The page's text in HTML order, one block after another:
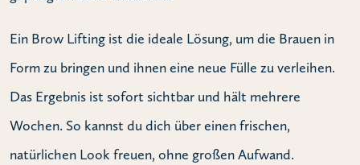
Ein Brow Lifting ist die ideale Lösung, um die Brauen in
Form zu bringen und ihnen eine neue Fülle zu verleihen.
Das Ergebnis ist sofort sichtbar und hält mehrere
Wochen. So kannst du dich über einen frischen,
natürlichen Look freuen, ohne großen Aufwand.